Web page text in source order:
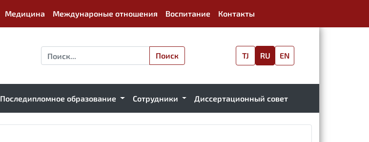
Медицина Междунароные отношения Воспитание Контакты
Поиск TJ RU EN
Последипломное образование Сотрудники Диссертационный совет